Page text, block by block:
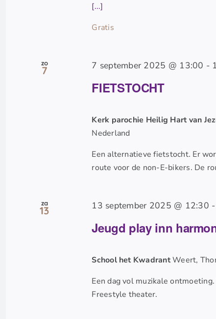
[...]
Gratis
zo
7
FIETSTOCHT
7 september 2025 @ 13:00 -
Kerk parochie Heilig Hart van
Nederland
Een alternatieve fietstocht. Er
route voor de non-E-bikers. De
za
13
Jeugd play inn
13 september 2025 @ 12:30 -
School het KwadrantWeert,
Een dag vol muzikale
Freestyle theater.